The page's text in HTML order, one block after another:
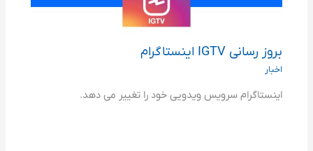
بروز رسانی IGTV اینستاگرام
اخبار
اینستاگرام سرویس ویدویی خود را تغییر می دهد.